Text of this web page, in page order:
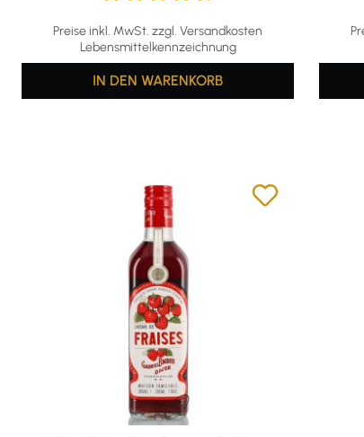
Preise inkl. MwSt. zzgl. Versandkosten
Lebensmittelkennzeichnung
IN DEN WARENKORB